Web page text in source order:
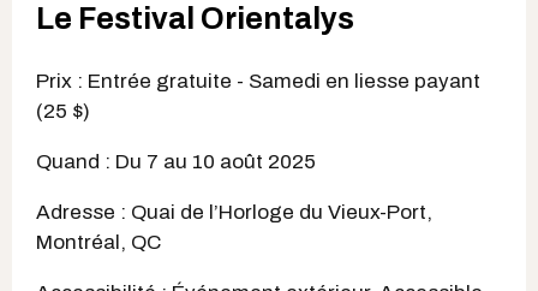
Le Festival Orientalys
Prix : Entrée gratuite - Samedi en liesse payant
(25 $)
Quand : Du 7 au 10 août 2025
Adresse : Quai de l’Horloge du Vieux-Port,
Montréal, QC